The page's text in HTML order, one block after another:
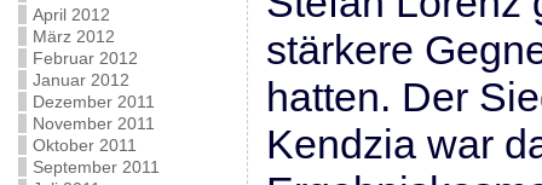
April 2012
März 2012
Februar 2012
Januar 2012
Dezember 2011
November 2011
Oktober 2011
September 2011
stärkere
hatten. Der
Kendzia war